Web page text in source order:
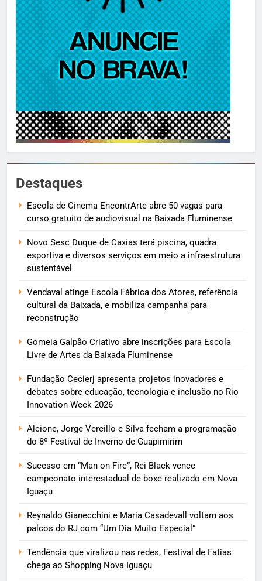
Destaques
Escola de Cinema EncontrArte abre 50 vagas para
curso gratuito de audiovisual na Baixada Fluminense
Novo Sesc Duque de Caxias terá piscina, quadra
esportiva e diversos serviços em meio a infraestrutura
sustentável
Vendaval atinge Escola Fábrica dos Atores, referência
cultural da Baixada, e mobiliza campanha para
reconstrução
Gomeia Galpão Criativo abre inscrições para Escola
Livre de Artes da Baixada Fluminense
Fundação Cecierj apresenta projetos inovadores e
debates sobre educação, tecnologia e inclusão no Rio
Innovation Week 2026
Alcione, Jorge Vercillo e Silva fecham a programação
do 8º Festival de Inverno de Guapimirim
Sucesso em “Man on Fire”, Rei Black vence
campeonato interestadual de boxe realizado em Nova
Iguaçu
Reynaldo Gianecchini e Maria Casadevall voltam aos
palcos do RJ com “Um Dia Muito Especial”
Tendência que viralizou nas redes, Festival de Fatias
chega ao Shopping Nova Iguaçu